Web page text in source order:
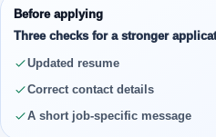
Before applying
Three checks for a stronger
Updated resume
Correct contact details
A short job-specific message